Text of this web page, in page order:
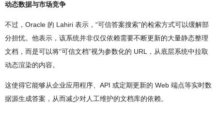
动态数据与市场竞争
不过，Oracle 的 Lahiri 表示，“可信答案搜索”的检索方式可以缓解部
分担忧。他表示，该系统并非仅仅依赖需要不断更新的大量静态整理
文档，而是可以将“可信文档”视为参数化的 URL，从底层系统中拉取
动态渲染的内容。
这使得它能够从企业应用程序、API 或定期更新的 Web 端点等实时数
据源生成答案，从而减少对人工维护的文档库的依赖。